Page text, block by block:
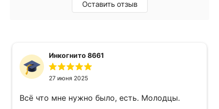
Оставить отзыв
Инкогнито 8661
27 июня 2025
Всё что мне нужно было, есть. Молодцы.